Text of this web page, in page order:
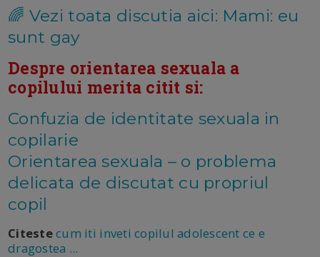
🌈 Vezi toata discutia aici: Mami: eu
sunt gay
Despre orientarea sexuala a
copilului merita citit si:
Confuzia de identitate sexuala in
copilarie
Orientarea sexuala – o problema
delicata de discutat cu propriul
copil
Citestecum iti inveti copilul adolescent ce e
dragostea ...